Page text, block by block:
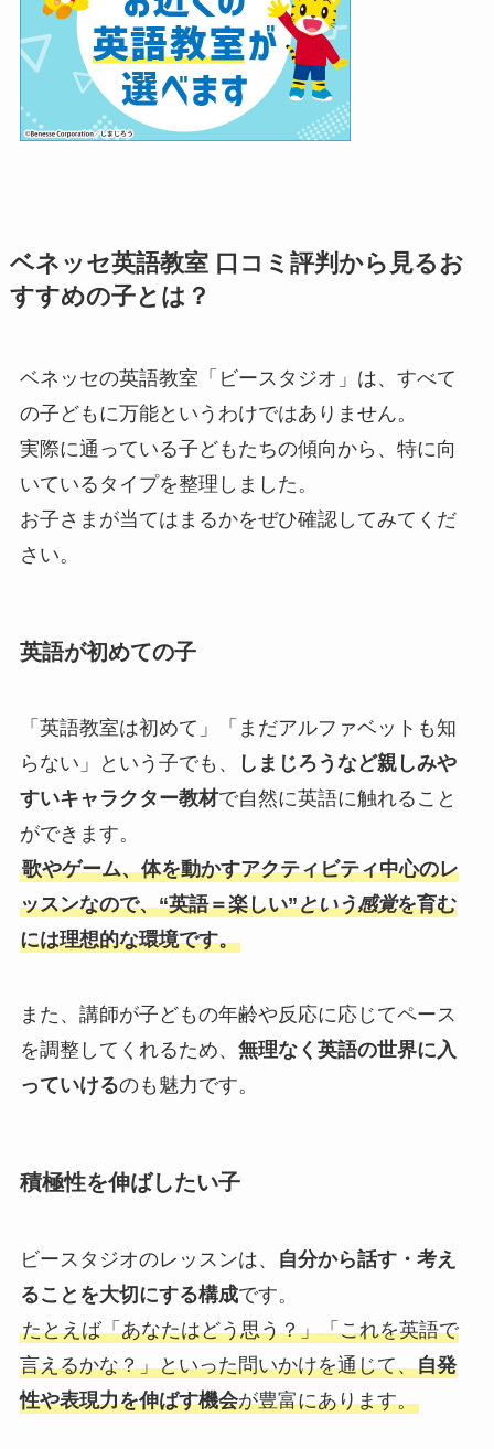
ベネッセ英語教室 口コミ評判から見るお
すすめの子とは？
ベネッセの英語教室「ビースタジオ」は、すべて
の子どもに万能というわけではありません。
実際に通っている子どもたちの傾向から、特に向
いているタイプを整理しました。
お子さまが当てはまるかをぜひ確認してみてくだ
さい。
英語が初めての子
「英語教室は初めて」「まだアルファベットも知
らない」という子でも、
しまじろうなど親しみや
すいキャラクター教材で自然に英語に触れること
ができます。
歌やゲーム、体を動かすアクティビティ中心のレ
ッスンなので、“英語＝楽しい”という感覚を育む
には理想的な環境です。
また、講師が子どもの年齢や反応に応じてペース
を調整してくれるため、 無理なく英語の世界に入
っていけるのも魅力です。
積極性を伸ばしたい子
ビースタジオのレッスンは、
自分から話す・考え
ることを大切にする構成です。
たとえば「あなたはどう思う？」「これを英語で
言えるかな？」といった問いかけを通じて、自発
性や表現力を伸ばす機会が豊富にあります。